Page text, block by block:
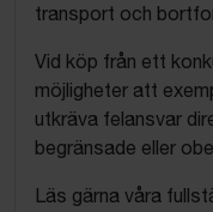
transport och
Vid köp från ett
möjligheter att
utkräva felansvar
begränsade eller
Läs gärna våra